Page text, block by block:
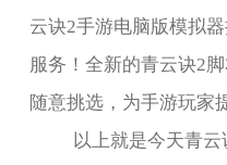
云诀2手游电脑版模拟
服务！全新的青云诀2
随意挑选，为手游玩家
以上就是今天青